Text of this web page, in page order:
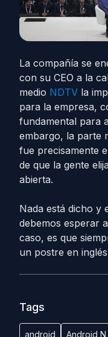
La compañía se
con su CEO a la
medio NDTV la
para la empresa,
fundamental para
embargo, la parte
fue precisamente
de que la gente
abierta.
Nada está dicho y
debemos esperar
caso, es que
un postre en
Tags
android Android N